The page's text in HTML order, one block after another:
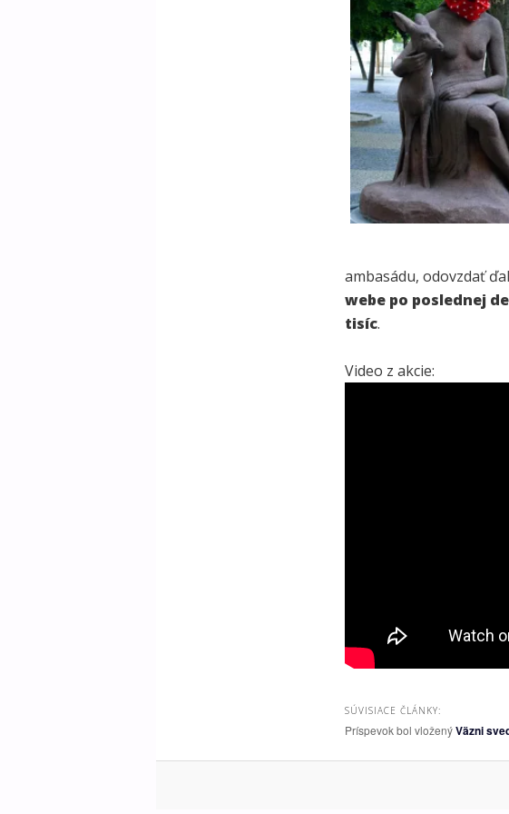
ambasádu, odovzdať
webe po poslednej
tisíc.
Video z akcie:
SÚVISIACE ČLÁNKY:
Príspevok bol vloženýVäzni